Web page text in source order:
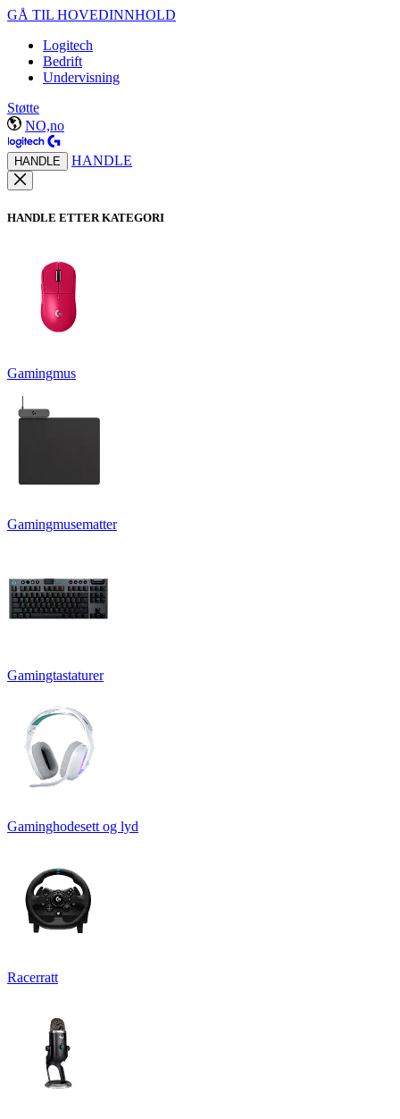
GÅ TIL HOVEDINNHOLD
Logitech
Bedrift
Undervisning
Støtte
NO,no
HANDLE HANDLE
HANDLE ETTER KATEGORI
Gamingmus
Gamingmusematter
Gamingtastaturer
Gaminghodesett og lyd
Racerratt